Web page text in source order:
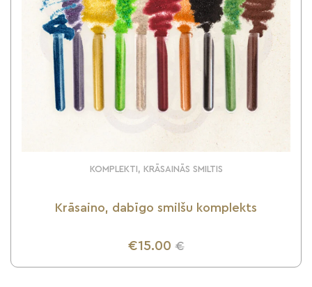
KOMPLEKTI, KRĀSAINĀS SMILTIS
Krāsaino, dabīgo smilšu komplekts
€15.00 €
UZZINI VAIRĀK